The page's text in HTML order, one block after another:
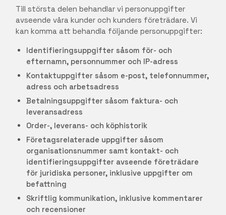
Till största delen behandlar vi personuppgifter
avseende våra kunder och kunders företrädare. Vi
kan komma att behandla följande personuppgifter:
Identifieringsuppgifter såsom för- och
efternamn, personnummer och IP-adress
Kontaktuppgifter såsom e-post, telefonnummer,
adress och arbetsadress
Betalningsuppgifter såsom faktura- och
leveransadress
Order-, leverans- och köphistorik
Företagsrelaterade uppgifter såsom
organisationsnummer samt kontakt- och
identifieringsuppgifter avseende företrädare
för juridiska personer, inklusive uppgifter om
befattning
Skriftlig kommunikation, inklusive kommentarer
och recensioner